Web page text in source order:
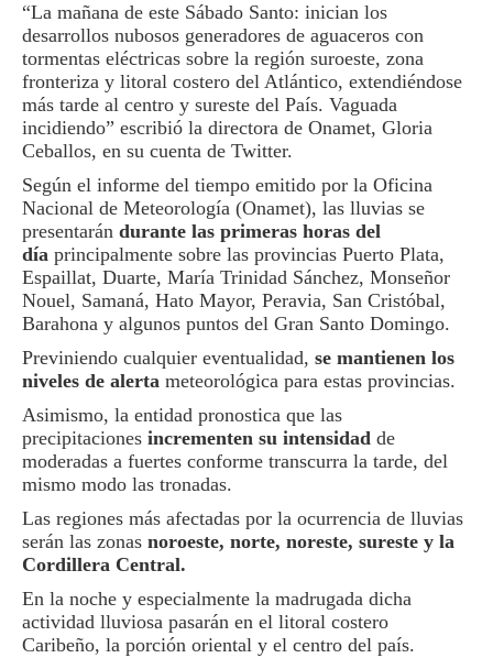
“La mañana de este Sábado Santo: inician los
desarrollos nubosos generadores de aguaceros con
tormentas eléctricas sobre la región suroeste, zona
fronteriza y litoral costero del Atlántico, extendiéndose
más tarde al centro y sureste del País. Vaguada
incidiendo” escribió la directora de Onamet, Gloria
Ceballos, en su cuenta de Twitter.
Según el informe del tiempo emitido por la Oficina
Nacional de Meteorología (Onamet), las lluvias se
presentarán durante las primeras horas del
día principalmente sobre las provincias Puerto Plata,
Espaillat, Duarte, María Trinidad Sánchez, Monseñor
Nouel, Samaná, Hato Mayor, Peravia, San Cristóbal,
Barahona y algunos puntos del Gran Santo Domingo.
Previniendo cualquier eventualidad, se mantienen los
niveles de alerta meteorológica para estas provincias.
Asimismo, la entidad pronostica que las
precipitaciones incrementen su intensidad de
moderadas a fuertes conforme transcurra la tarde, del
mismo modo las tronadas.
Las regiones más afectadas por la ocurrencia de lluvias
serán las zonas noroeste, norte, noreste, sureste y la
Cordillera Central.
En la noche y especialmente la madrugada dicha
actividad lluviosa pasarán en el litoral costero
Caribeño, la porción oriental y el centro del país.